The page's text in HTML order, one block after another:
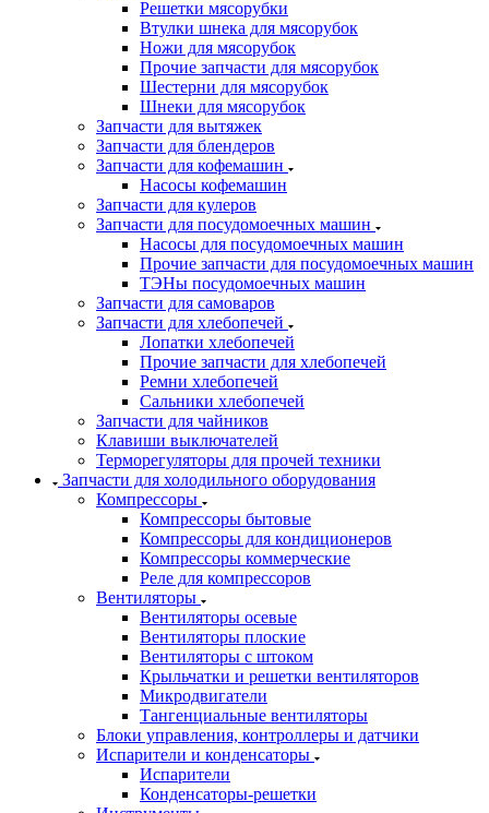
Решетки мясорубки
Втулки шнека для мясорубок
Ножи для мясорубок
Прочие запчасти для мясорубок
Шестерни для мясорубок
Шнеки для мясорубок
Запчасти для вытяжек
Запчасти для блендеров
Запчасти для кофемашин
Насосы кофемашин
Запчасти для кулеров
Запчасти для посудомоечных машин
Насосы для посудомоечных машин
Прочие запчасти для посудомоечных машин
ТЭНы посудомоечных машин
Запчасти для самоваров
Запчасти для хлебопечей
Лопатки хлебопечей
Прочие запчасти для хлебопечей
Ремни хлебопечей
Сальники хлебопечей
Запчасти для чайников
Клавиши выключателей
Терморегуляторы для прочей техники
Запчасти для холодильного оборудования
Компрессоры
Компрессоры бытовые
Компрессоры для кондиционеров
Компрессоры коммерческие
Реле для компрессоров
Вентиляторы
Вентиляторы осевые
Вентиляторы плоские
Вентиляторы с штоком
Крыльчатки и решетки вентиляторов
Микродвигатели
Тангенциальные вентиляторы
Блоки управления, контроллеры и датчики
Испарители и конденсаторы
Испарители
Конденсаторы-решетки